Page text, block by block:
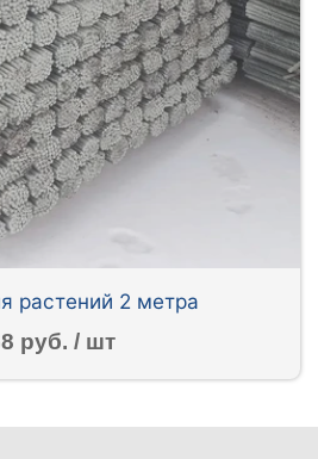
растений 2 метра
руб. / шт